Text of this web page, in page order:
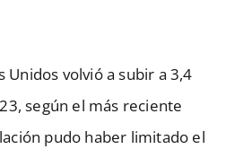
Unidos volvió a subir a 3,4
según el más reciente
pudo haber limitado el